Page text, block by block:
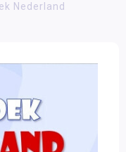
Nederland